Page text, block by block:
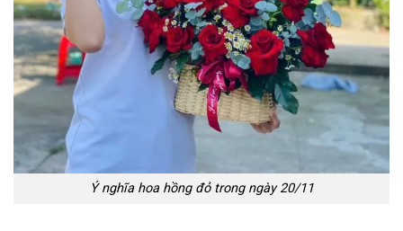
Ý nghĩa hoa hồng đỏ trong ngày 20/11